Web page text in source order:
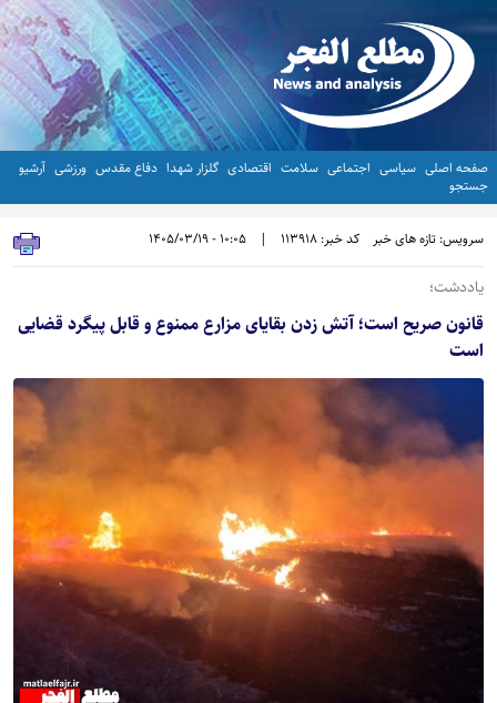
صفحه اصلی سیاسی اجتماعی سلامت اقتصادی گلزار شهدا دفاع مقدس ورزشی آرشیو
جستجو
سرویس: تازه های خبر کد خبر: 113918 |
10:05 - 1405/03/19
یاددشت؛
قانون صریح است؛ آتش زدن بقایای مزارع ممنوع و قابل پیگرد قضایی
است